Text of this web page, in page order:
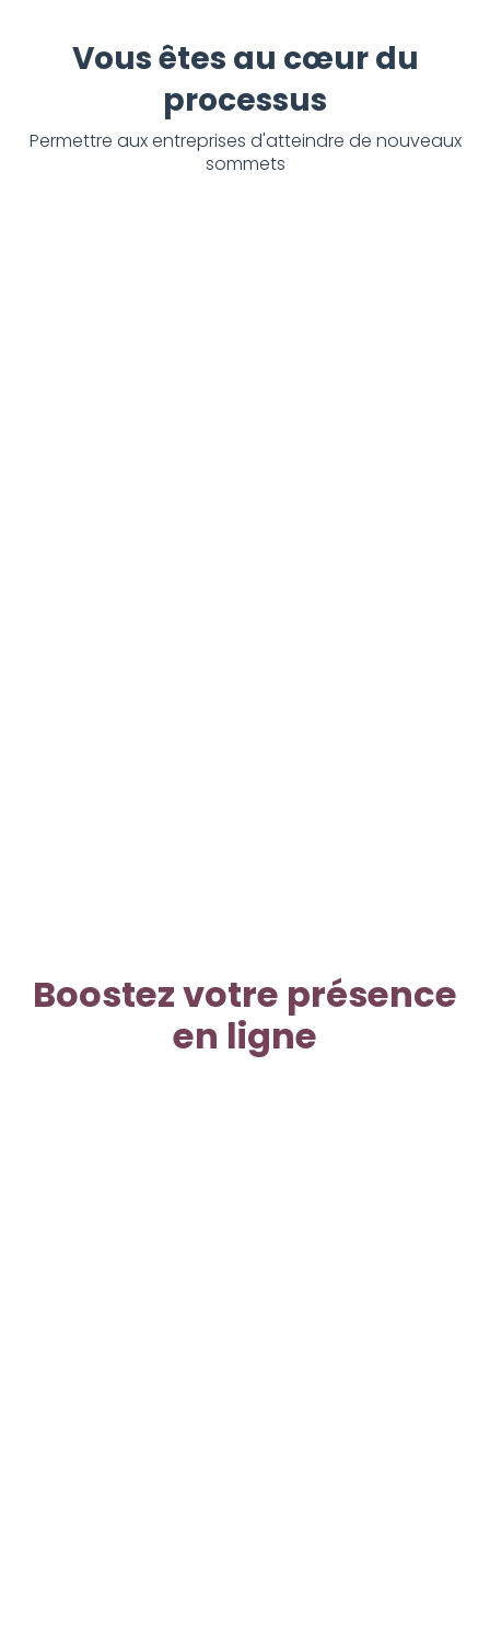
Vous êtes au cœur du
processus
Permettre aux entreprises d'atteindre de nouveaux
sommets
Boostez ​votre présence
en ligne